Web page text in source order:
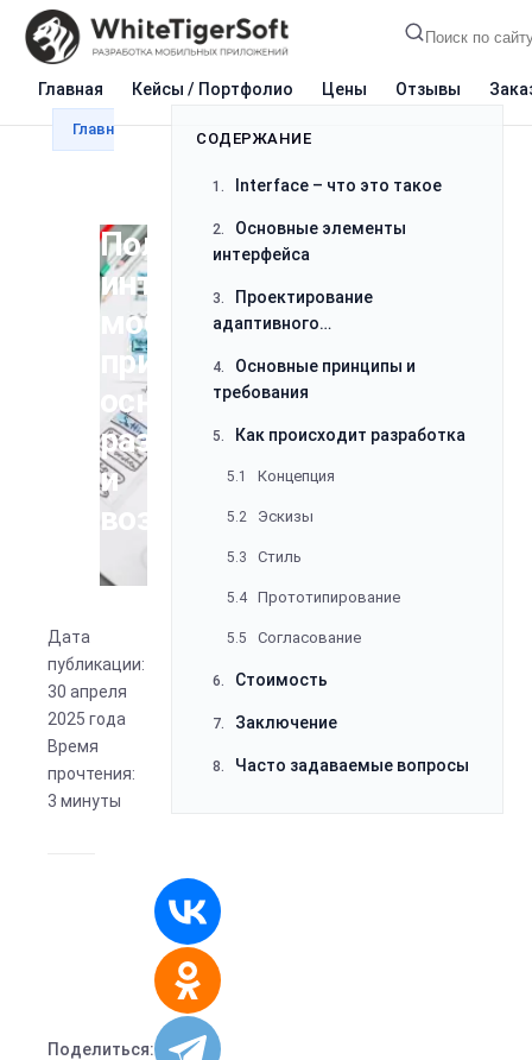
Главная Кейсы / Портфолио Цены Отзывы
Главная Блог Разработка
Пользовательский
интерфейс
мобильного
приложения:
основы
разработки
и
возможности
Дата
публикации:
30 апреля
2025 года
Время
прочтения:
3 минуты
Поделиться:
СОДЕРЖАНИЕ
1. Interface – что это такое
2.
интерфейса
3.
адаптивного
мобильного приложения
4.
требования
5. Как происходит разработка
5.1 Концепция
5.2 Эскизы
5.3 Стиль
5.4 Прототипирование
5.5 Согласование
6. Стоимость
7. Заключение
8. Часто задаваемые вопросы